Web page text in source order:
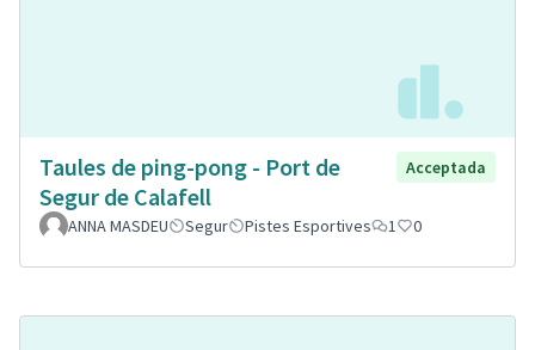
Taules de ping-pong - Port de
Segur de Calafell
Acceptada
ANNA MASDEU Segur Pistes Esportives 1 0